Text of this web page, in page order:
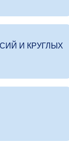
И КРУГЛЫХ